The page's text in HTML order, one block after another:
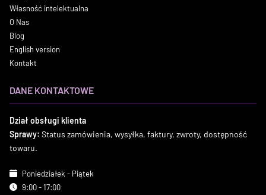
Własność intelektualna
O Nas
Blog
English version
Kontakt
DANE KONTAKTOWE
Dział obsługi klienta
Sprawy: Status zamówienia, wysyłka, faktury, zwroty, dostępność
towaru.
Poniedziałek - Piątek
9:00 - 17:00